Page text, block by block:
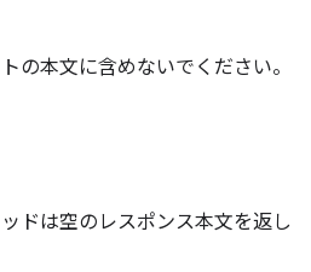
の本文に含めないでください。
ドは空のレスポンス本文を返し